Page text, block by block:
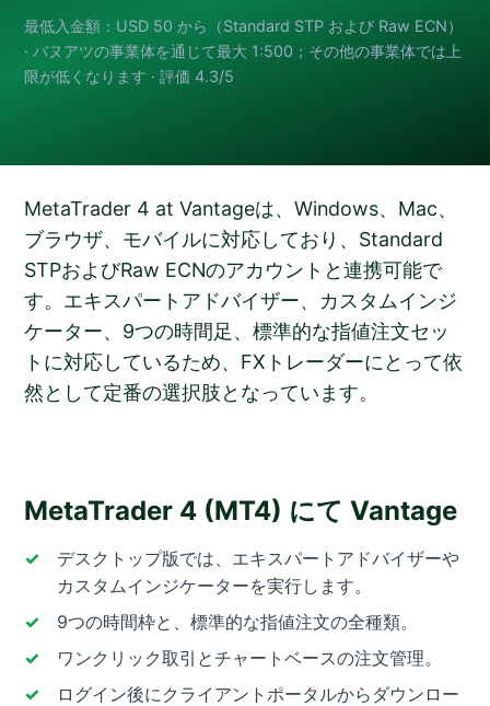
最低入金額：USD 50 から（Standard STP および Raw ECN）
· バヌアツの事業体を通じて最大 1:500；その他の事業体では上
限が低くなります · 評価 4.3/5
MetaTrader 4 at Vantageは、Windows、Mac、
ブラウザ、モバイルに対応しており、Standard
STPおよびRaw ECNのアカウントと連携可能で
す。エキスパートアドバイザー、カスタムインジ
ケーター、9つの時間足、標準的な指値注文セッ
トに対応しているため、FXトレーダーにとって依
然として定番の選択肢となっています。
MetaTrader 4 (MT4) にて Vantage
デスクトップ版では、エキスパートアドバイザーや
カスタムインジケーターを実行します。
9つの時間枠と、標準的な指値注文の全種類。
ワンクリック取引とチャートベースの注文管理。
ログイン後にクライアントポータルからダウンロー